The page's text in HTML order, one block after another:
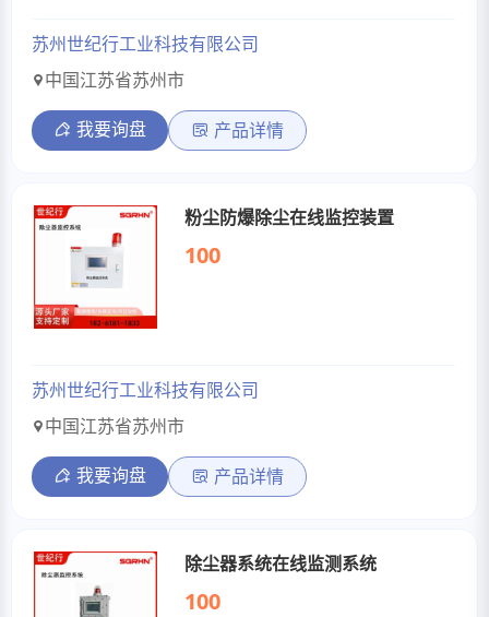
苏州世纪行工业科技有限公司
中国江苏省苏州市
我要询盘 产品详情
粉尘防爆除尘在线监控装置
100
苏州世纪行工业科技有限公司
中国江苏省苏州市
我要询盘 产品详情
除尘器系统在线监测系统
100